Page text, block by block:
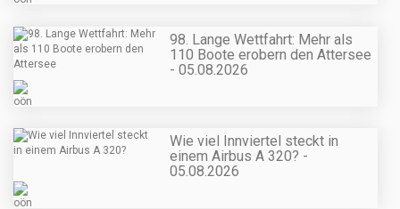
98. Lange Wettfahrt: Mehr als
110 Boote erobern den Attersee
- 05.08.2026
Wie viel Innviertel steckt in
einem Airbus A 320? -
05.08.2026